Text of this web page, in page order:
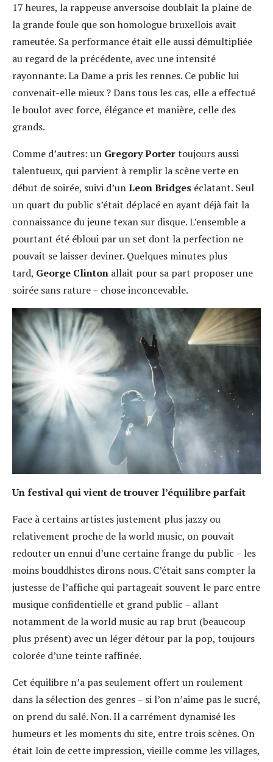
17 heures, la rappeuse anversoise doublait la plaine de
la grande foule que son homologue bruxellois avait
rameutée. Sa performance était elle aussi démultipliée
au regard de la précédente, avec une intensité
rayonnante. La Dame a pris les rennes. Ce public lui
convenait-elle mieux ? Dans tous les cas, elle a effectué
le boulot avec force, élégance et manière, celle des
grands.
Comme d’autres: un Gregory Portertoujours aussi
talentueux, qui parvient à remplir la scène verte en
début de soirée, suivi d’unLeon Bridges éclatant. Seul
un quart du public s’était déplacé en ayant déjà fait la
connaissance du jeune texan sur disque. L’ensemble a
pourtant été ébloui par un set dont la perfection ne
pouvait se laisser deviner. Quelques minutes plus
tard, George Clinton allait pour sa part proposer une
soirée sans rature – chose inconcevable.
Un festival qui vient de trouver l’équilibre parfait
Face à certains artistes justement plus jazzy ou
relativement proche de la world music, on pouvait
redouter un ennui d’une certaine frange du public – les
moins bouddhistes dirons nous. C’était sans compter la
justesse de l’affiche qui partageait souvent le parc entre
musique confidentielle et grand public – allant
notamment de la world music au rap brut (beaucoup
plus présent) avec un léger détour par la pop, toujours
colorée d’une teinte raffinée.
Cet équilibre n’a pas seulement offert un roulement
dans la sélection des genres – si l’on n’aime pas le sucré,
on prend du salé. Non. Il a carrément dynamisé les
humeurs et les moments du site, entre trois scènes. On
était loin de cette impression, vieille comme les villages,